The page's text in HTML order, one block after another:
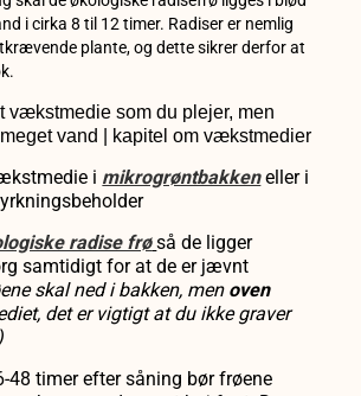
i cirka 8 til 12 timer. Radiser er nemlig
plante, og dette sikrer derfor at
vækstmedie som du plejer, men
vand | kapitel om vækstmedier
i mikrogrøntbakkeneller i
radise frø så de ligger
samtidigt for at de erjævnt
skal ned i bakken, men oven
det er vigtigt at du ikke graver
48 timer efter såning bør frøene